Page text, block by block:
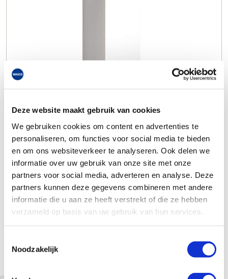
Deze website maakt gebruik van cookies
We gebruiken cookies om content en advertenties te
personaliseren, om functies voor social media te bieden
en om ons websiteverkeer te analyseren. Ook delen we
informatie over uw gebruik van onze site met onze
partners voor social media, adverteren en analyse. Deze
partners kunnen deze gegevens combineren met andere
informatie die u aan ze heeft verstrekt of die ze hebben
verzameld op basis van uw gebruik van hun services.
Noodzakelijk